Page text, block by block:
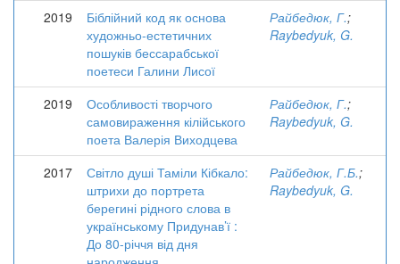
2019
Біблійний код як основа
художньо-естетичних
пошуків бессарабської
поетеси Галини Лисої
Райбедюк, Г.;
Raybedyuk, G.
2019
Особливості творчого
самовираження кілійського
поета Валерія Виходцева
Райбедюк, Г.;
Raybedyuk, G.
2017
Світло душі Таміли Кібкало:
штрихи до портрета
берегині рідного слова в
українському Придунав’ї :
До 80-річчя від дня
Райбедюк, Г.Б.;
Raybedyuk, G.